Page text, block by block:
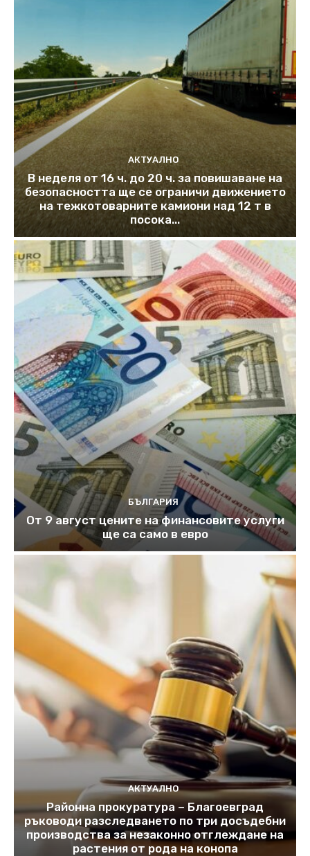
АКТУАЛНО
В неделя от 16 ч. до 20 ч. за повишаване на
безопасността ще се ограничи движението
на тежкотоварните камиони над 12 т в
посока...
БЪЛГАРИЯ
От 9 август цените на финансовите услуги
ще са само в евро
АКТУАЛНО
Районна прокуратура – Благоевград
ръководи разследването по три досъдебни
производства за незаконно отглеждане на
растения от рода на конопа